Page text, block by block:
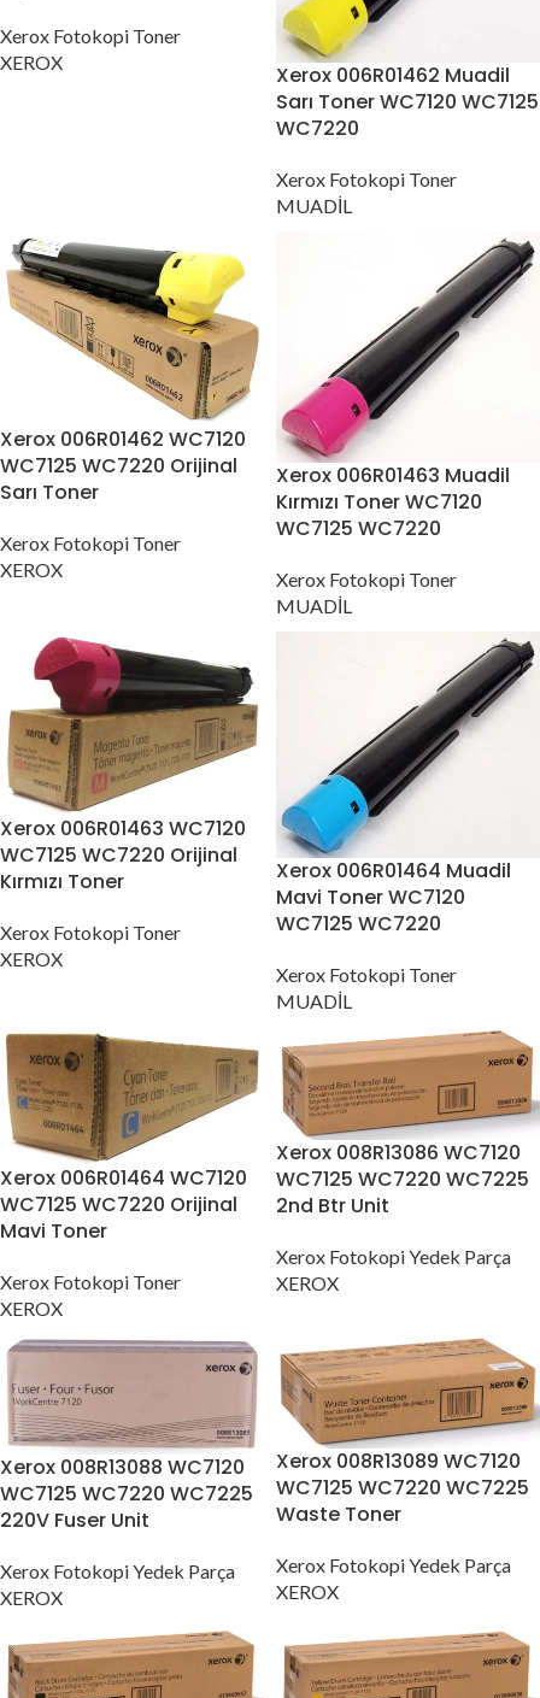
Xerox Fotokopi Toner
XEROX
Xerox 006R01462 Muadil
Sarı Toner WC7120 WC7125
WC7220
Xerox Fotokopi Toner
MUADİL
Xerox 006R01462 WC7120
WC7125 WC7220 Orijinal
Sarı Toner
Xerox Fotokopi Toner
XEROX
Xerox 006R01463 Muadil
Kırmızı Toner WC7120
WC7125 WC7220
Xerox Fotokopi Toner
MUADİL
Xerox 006R01463 WC7120
WC7125 WC7220 Orijinal
Kırmızı Toner
Xerox Fotokopi Toner
XEROX
Xerox 006R01464 Muadil
Mavi Toner WC7120
WC7125 WC7220
Xerox Fotokopi Toner
MUADİL
Xerox 006R01464 WC7120
WC7125 WC7220 Orijinal
Mavi Toner
Xerox Fotokopi Toner
XEROX
Xerox 008R13086 WC7120
WC7125 WC7220 WC7225
2nd Btr Unit
Xerox Fotokopi Yedek Parça
XEROX
Xerox 008R13088 WC7120
WC7125 WC7220 WC7225
220V Fuser Unit
Xerox Fotokopi Yedek Parça
XEROX
Xerox 008R13089 WC7120
WC7125 WC7220 WC7225
Waste Toner
Xerox Fotokopi Yedek Parça
XEROX